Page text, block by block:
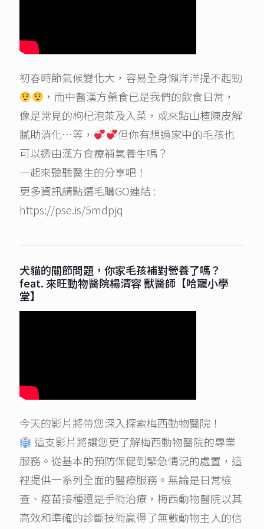
初春時節氣候變化大，容易全身懶洋洋提不起勁
，而中醫漢方藥食已是我們的飲食日常，
像是常見的枸杞泡茶及入菜，或來點山楂陳皮解
膩助消化…等，
但你有想過家中的毛孩也
可以透由漢方食療補氣養生嗎？
一起來聽聽醫生的分享吧！
更多資訊請點選毛購GO連結 :
https://pse.is/5mdpjq
犬貓的關節問題，你家毛孩補對營養了嗎？
feat. 來旺動物醫院楊清容 獸醫師【哈寵小學
堂】
今天的影片將帶您深入探索梅西動物醫院！
這支影片將讓您更了解梅西動物醫院的專業
服務。從基本的預防保健到緊急情況的處置，這
裡提供一系列全面的醫療服務。無論是日常檢
查、疫苗接種還是手術治療，梅西動物醫院以其
高效和準確的診斷技術贏得了無數動物主人的信